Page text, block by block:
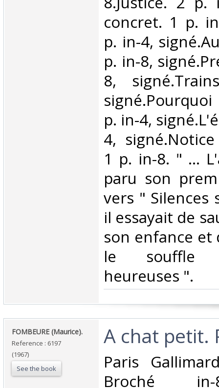
concret. 1 p.
p. in-4,
p. in-8,
8,
p. in-4,
4,
1 p. in-8. " …
paru son
vers "
il essayait de
son enfance et
le souffle
heureuses ".‎
‎FOMBEURE (Maurice).‎
Reference : 6197
(1967)
See the book
‎A chat petit.
‎Paris
Broché